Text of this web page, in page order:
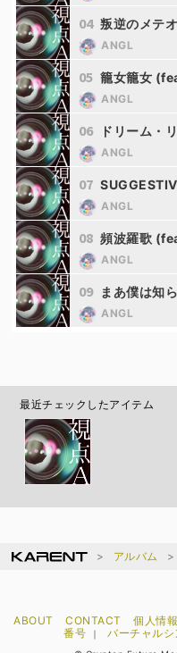
04 叛逆のメテオ
ANGL
05 籠女籠女
ANGL
06 ドリーム・
ANGL
07
ANGL
08 頻波羅歌
ANGL
09 まあ僕は知ら
ANGL
最近チェックしたアイテム
アルバム
ABOUT CONTACT 個人情
番号
｜ バーチャル